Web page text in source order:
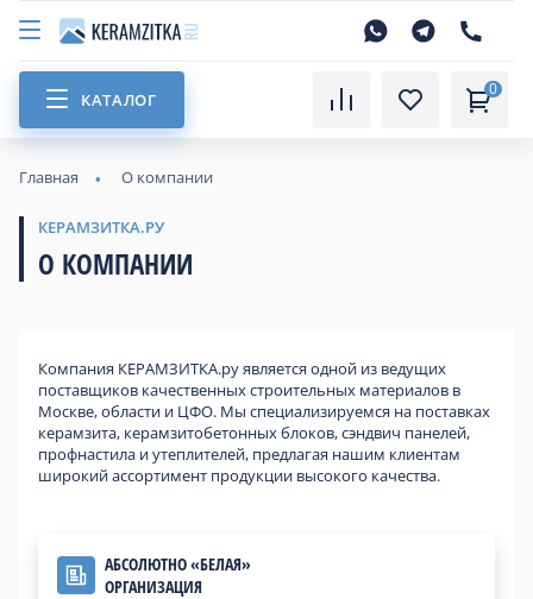
КАТАЛОГ
0
Главная О компании
КЕРАМЗИТКА.РУ
О КОМПАНИИ
Компания КЕРАМЗИТКА.ру является одной из ведущих
поставщиков качественных строительных материалов в
Москве, области и ЦФО. Мы специализируемся на поставках
керамзита, керамзитобетонных блоков, сэндвич панелей,
профнастила и утеплителей, предлагая нашим клиентам
широкий ассортимент продукции высокого качества.
АБСОЛЮТНО «БЕЛАЯ»
ОРГАНИЗАЦИЯ